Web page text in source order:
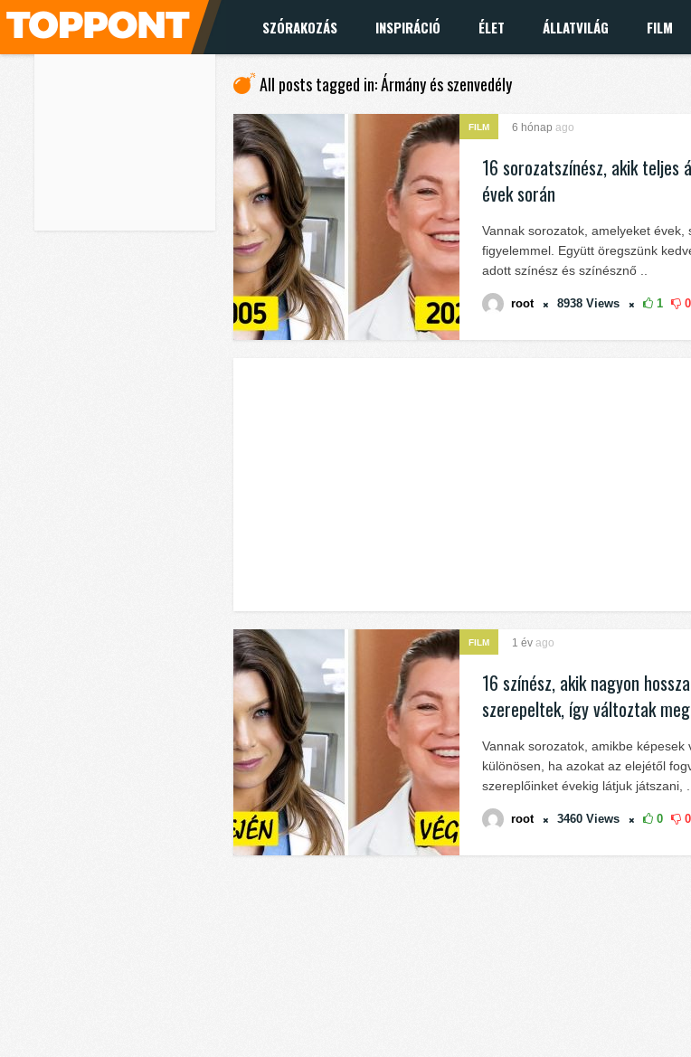
SZÓRAKOZÁS INSPIRÁCIÓ ÉLET ÁLLATVILÁG FILM
All posts tagged in: Ármány és szenvedély
FILM 6 hónap ago
16 sorozatszínész, akik teljes
évek során
Vannak sorozatok, amelyeket évek,
figyelemmel. Együtt öregszünk
adott színész és színésznő ..
root 8938 Views 1 0
FILM 1 év ago
16 színész, akik nagyon
szerepeltek, így változtak
Vannak sorozatok, amikbe képesek
különösen, ha azokat az elejétől
szereplőinket évekig látjuk játszani, ..
root 3460 Views 0 0